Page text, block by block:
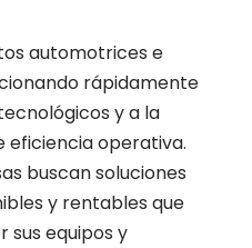
automotrices e
rápidamente
y a la
operativa.
buscan soluciones
y rentables que
sus equipos y